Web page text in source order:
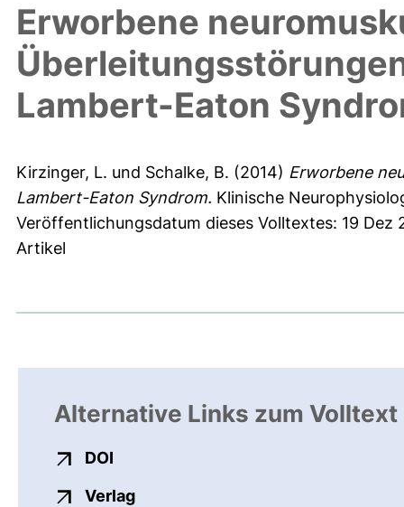
Erworbene
Lambert-Eaton
Kirzinger, L. und Schalke, B. (2014) Erworbene
Lambert-Eaton Syndrom. Klinische
Veröffentlichungsdatum dieses Volltextes: 19 Dez
Artikel
Alternative Links zum Volltext
DOI
Verlagexterner Link, öffnet neues